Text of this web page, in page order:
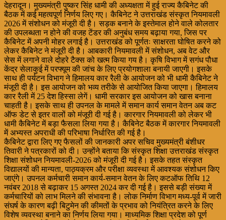
देहरादून। मुख्यमंत्री पुष्कर सिंह धामी की अध्यक्षता में हुई राज्य कैबिनेट की
बैठक में कई महत्वपूर्ण निर्णय लिए गए। कैबिनेट ने उत्तराखंड संस्कृत नियमावली
2026 में संशोधन को मंजूरी दी है। सड़क बनाने के इस्तेमाल होने वाले कोलतार
की उपलब्धता न होने की वजह टेंडर की अनुबंध समय बढ़ाया गया, जिस पर
कैबिनेट में अपनी मोहर लगाई है। उत्तराखंड को पूर्णतः साक्षरता घोषित करने को
लेकर कैबिनेट ने मंजूरी दी है। आबकारी नियमावली में संशोधन, अब वेट और
सेस में लगाने वाले दोहरे टैक्स को खत्म किया गय है। कृषि विभाग में सगंध पौधा
केंद्र सेलाकुई में परफ्यूम की जांच के लिए प्रयोगशाला बनायी जाएगी। इसके
साथ ही पर्यटन विभाग ने हिमालय कार रैली के आयोजन को भी धामी कैबिनेट ने
मंजूरी दी है। इस आयोजन को भव्य तरीके से आयोजित किया जाएगा। हिमालय
कार रैली में 25 देश हिस्सा लेगें। धामी सरकार इस आयोजन को खास बनाना
चाहती है। इसके साथ ही उपनल के मामले में समान कार्य समान वेतन अब कट
ऑफ डेट से इतर वालों को मंजूरी दी गई है। कारगार नियमावली को लेकर भी
धामी कैबिनेट में बड़ा फैसला लिया गया है। कैबिनेट बैठक में कारगार नियमावली
में अभ्यस्त अपराधी की परिभाषा निर्धारित की गई है।
कैबिनेट द्वारा लिए गए फैसलों की जानकारी अपर सचिव मुख्यमंत्री बंशीधर
तिवारी ने पत्रकारों को दी। उन्होंने बताया कि संस्कृत शिक्षा उत्तराखंड संस्कृत
शिक्षा संशोधन नियमावली-2026 को मंजूरी दी गई है। इसके तहत संस्कृत
विद्यालयों की मान्यता, पाठ्यक्रम और परीक्षा व्यवस्था में आवश्यक संशोधन किए
जाएंगे। उपनल कर्मचारी समान कार्य-समान वेतन के लिए कटऑफ तिथि 12
नवंबर 2018 से बढ़ाकर 15 अगस्त 2024 कर दी गई है। इससे बड़ी संख्या में
कर्मचारियों को लाभ मिलने की संभावना है। लोक निर्माण विभाग मध्य-पूर्व में जारी
संघर्ष के कारण बढ़ी बिटुमेन की कीमतों के प्रभाव को नियंत्रित करने के लिए
विशेष व्यवस्था बनाने का निर्णय लिया गया। माध्यमिक शिक्षा प्रदेश को पूर्ण